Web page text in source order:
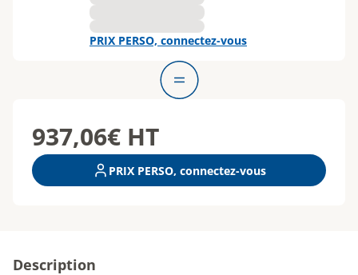
PRIX PERSO, connectez-vous
937,06€ HT
PRIX PERSO, connectez-vous
Description